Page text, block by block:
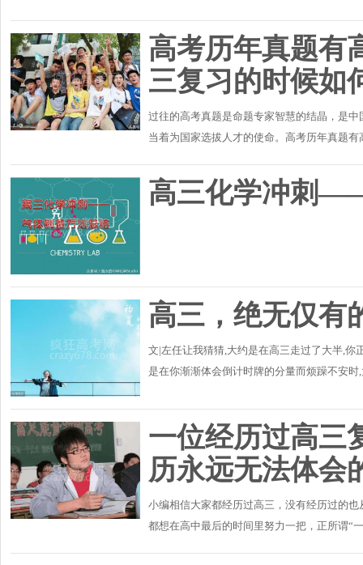
高考历年真题有
三复习的时候如
过往的高考真题是命题专家智慧的结晶，是
当着为国家选拔人才的使命。高考历年真题
高三化学冲刺
高三，绝无仅有
文|左任让我猜猜,大约是在高三走过了大半,你
是在你渐渐体会倒计时牌的分量而烦躁不安
一位经历过高三
历永远无法体会
小编相信大家都经历过高三，没有经历过的
都想在高中最后的时间里努力一把，正所谓“